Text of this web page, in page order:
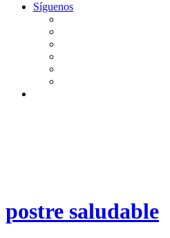
Síguenos
postre saludable